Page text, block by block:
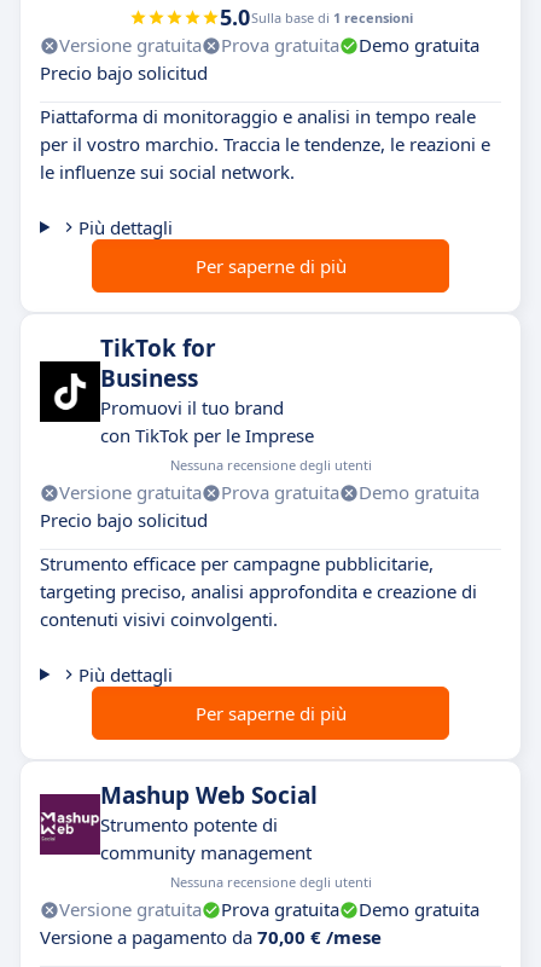
5.0Sulla base di 1 recensioni
Versione gratuita Prova gratuita
Demo gratuita
Precio bajo solicitud
Piattaforma di monitoraggio e analisi in tempo reale
per il vostro marchio. Traccia le tendenze, le reazioni e
le influenze sui social network.
Più dettagli
Per saperne di più
TikTok for
Business
Promuovi il tuo brand
con TikTok per le Imprese
Nessuna recensione degli utenti
Versione gratuita Prova gratuita
Demo gratuita
Precio bajo solicitud
Strumento efficace per campagne pubblicitarie,
targeting preciso, analisi approfondita e creazione di
contenuti visivi coinvolgenti.
Più dettagli
Per saperne di più
Mashup Web Social
Strumento potente di
community management
Nessuna recensione degli utenti
Versione gratuita Prova gratuita
Demo gratuita
Versione a pagamento da 70,00 € /mese